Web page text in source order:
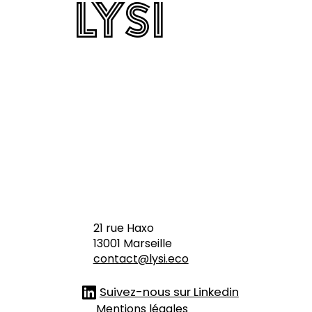
Suivez-nous sur Linkedin
Lysi
Lysi
21 rue Haxo
13001 Marseille
contact@lysi.eco